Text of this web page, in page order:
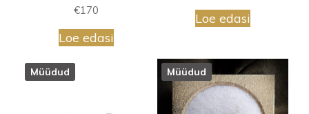
€170
Loe edasi
Loe edasi
Müüdud Müüdud